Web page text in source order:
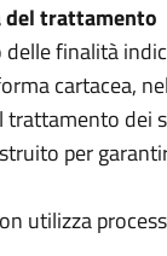
trattamento
delle finalità
cartacea,
trattamento dei
per
utilizza